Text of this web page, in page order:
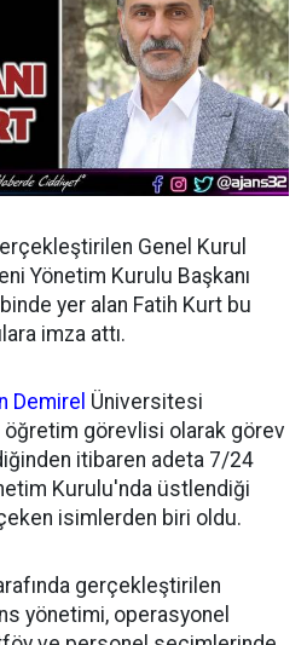
Genel Kurul
Yönetim Kurulu Başkanı
yer alan Fatih Kurt bu
imza attı.
Demirel Üniversitesi
görevlisi olarak görev
itibaren adeta 7/24
Kurulu'nda üstlendiği
isimlerden biri oldu.
gerçekleştirilen
yönetimi, operasyonel